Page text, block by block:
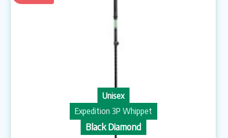
Unisex
Expedition 3P Whippet
Black Diamond